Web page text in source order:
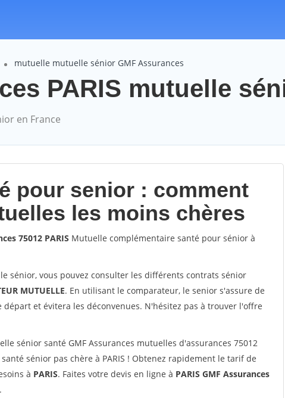
mutuelle mutuelle sénior GMF Assurances
PARIS mutuelle
en France
pour senior : comment
les moins chères
75012 PARIS Mutuelle complémentaire santé pour sénior à
sénior, vous pouvez consulter les différents contrats sénior
MUTUELLE. En utilisant le comparateur, le senior s'assure de
départ et évitera les déconvenues. N'hésitez pas à trouver l'offre
sénior santé GMF Assurances mutuelles d'assurances 75012
sénior pas chère à PARIS ! Obtenez rapidement le tarif de
à PARIS. Faites votre devis en ligne à PARIS GMF Assurances
.